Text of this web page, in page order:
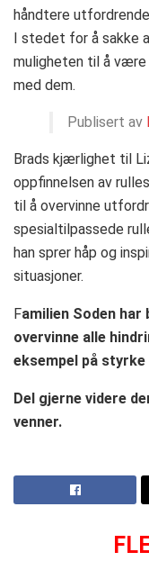
håndtere
I stedet for å sakke
muligheten til å være
med dem.
Publisert av
Brads kjærlighet til
oppfinnelsen av
til å overvinne
spesialtilpassede
han sprer håp og
situasjoner.
Familien Soden
overvinne alle
eksempel på
Del gjerne videre
venner.